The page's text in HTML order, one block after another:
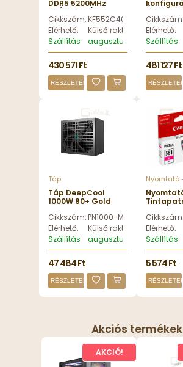
DDR5 5200MHz
Beast Black -
KF552C40BB2K2-64
Cikkszám:KF552C40BB2K2-64
Elérhető:
Külső raktáron
Szállítás
augusztus 13, csütörtök
430 571 Ft
RÉSZLETEK
Black -
Cikkszám:
Elérhető:
Szállítás
481 127 Ft
RÉSZLETEK
Táp
Táp DeepCool
1000W 80+ Gold
M
Cikkszám:PN1000-M
Elérhető:
Külső raktáron
Szállítás
augusztus 13, csütörtök
47 484 Ft
RÉSZLETEK
Nyomtató
-
Cikkszám:
Elérhető:
Szállítás
5 574 Ft
RÉSZLETEK
Akciós termékek
AKCIÓ!